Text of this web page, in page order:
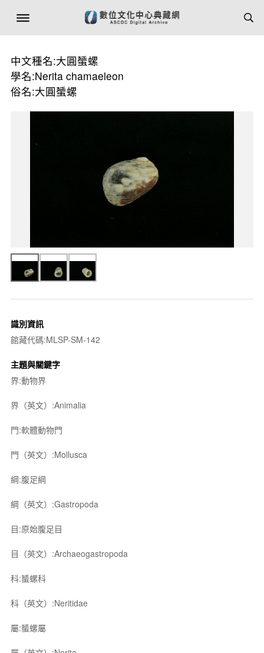
中文種名:大圓蜑螺
學名:Nerita chamaeleon
俗名:大圓蜑螺
識別資訊
館藏代碼:MLSP-SM-142
主題與關鍵字
界:動物界
界（英文）:Animalia
門:軟體動物門
門（英文）:Mollusca
綱:腹足綱
綱（英文）:Gastropoda
目:原始腹足目
目（英文）:Archaeogastropoda
科:蜑螺科
科（英文）:Neritidae
屬:蜑螺屬